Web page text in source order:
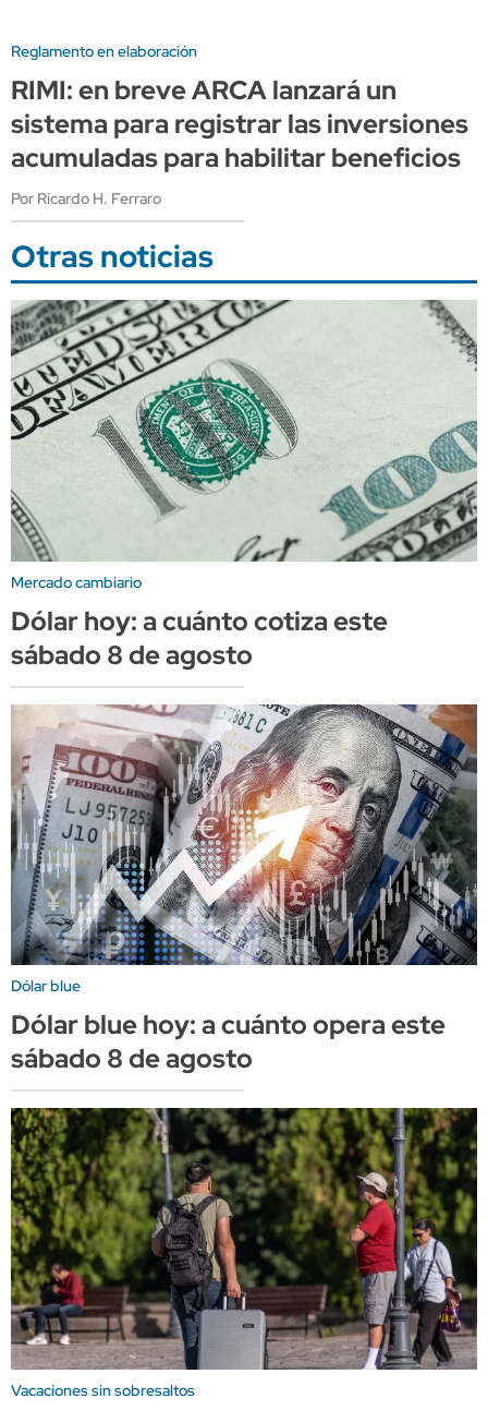
Reglamento en elaboración
RIMI: en breve ARCA lanzará un
sistema para registrar las inversiones
acumuladas para habilitar beneficios
Por Ricardo H. Ferraro
Otras noticias
Mercado cambiario
Dólar hoy: a cuánto cotiza este
sábado 8 de agosto
Dólar blue
Dólar blue hoy: a cuánto opera este
sábado 8 de agosto
Vacaciones sin sobresaltos